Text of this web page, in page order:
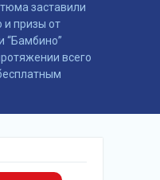
заставили
и призы от
“Бамбино”
всего